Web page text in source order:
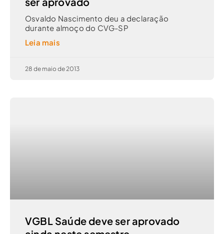
Osvaldo Nascimento deu a declaração
durante almoço do CVG-SP
Leia mais
28 de maio de 2013
VGBL Saúde deve ser aprovado